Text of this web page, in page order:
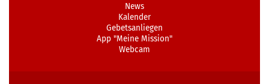
News
Kalender
Gebetsanliegen
App "Meine Mission"
Webcam